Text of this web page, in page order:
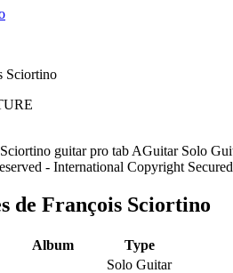
Sciortino
- International Copyright Secured
de François Sciortino
Album
Type
Solo Guitar